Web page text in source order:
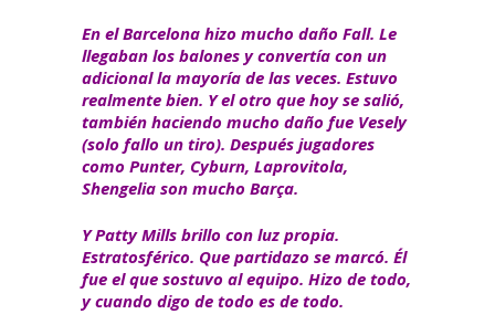
En el Barcelona hizo mucho daño Fall. Le
llegaban los balones y convertía con un
adicional la mayoría de las veces. Estuvo
realmente bien. Y el otro que hoy se salió,
también haciendo mucho daño fue Vesely
(solo fallo un tiro). Después jugadores
como Punter, Cyburn, Laprovitola,
Shengelia son mucho Barça.
Y Patty Mills brillo con luz propia.
Estratosférico. Que partidazo se marcó. Él
fue el que sostuvo al equipo. Hizo de todo,
y cuando digo de todo es de todo.